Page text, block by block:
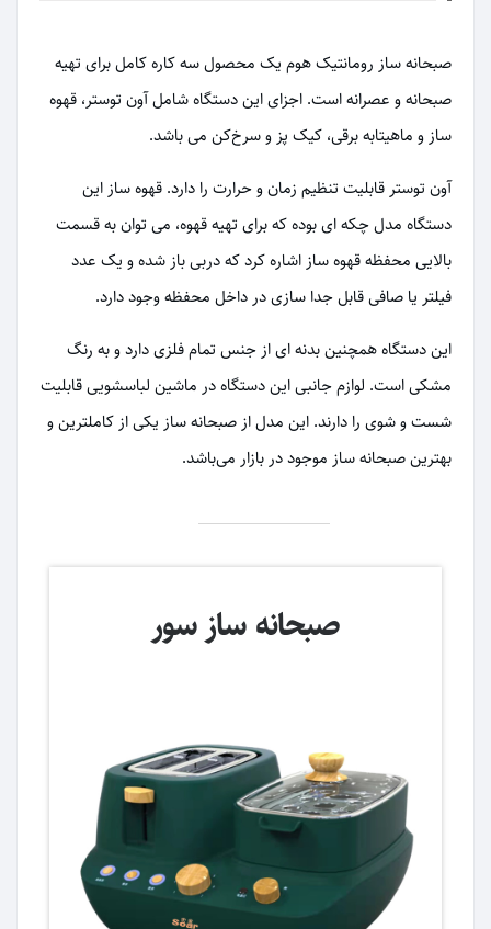
صبحانه ساز رومانتیک هوم یک محصول سه کاره کامل برای تهیه
صبحانه و عصرانه است. اجزای این دستگاه شامل آون توستر، قهوه
ساز و ماهیتابه برقی، کیک پز و سرخ‌کن می باشد.
آون توستر قابلیت تنظیم زمان و حرارت را دارد. قهوه ساز این
دستگاه مدل چکه ای بوده که برای تهیه قهوه، می توان به قسمت
بالایی محفظه قهوه ساز اشاره کرد که دربی باز شده و یک عدد
فیلتر یا صافی قابل جدا سازی در داخل محفظه وجود دارد.
این دستگاه همچنین بدنه ای از جنس تمام فلزی دارد و به رنگ
مشکی است. لوازم جانبی این دستگاه در ماشین لباسشویی قابلیت
شست و شوی را دارند. این مدل از صبحانه ساز یکی از کاملترین و
بهترین صبحانه ساز موجود در بازار می‌باشد.
صبحانه ساز سور